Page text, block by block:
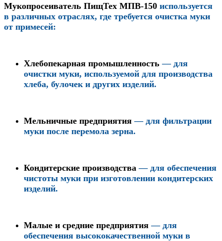
Мукопросеиватель ПищТех МПВ-150 используется
в различных отраслях, где требуется очистка муки
от примесей:
Хлебопекарная промышленность — для
очистки муки, используемой для производства
хлеба, булочек и других изделий.
Мельничные предприятия — для фильтрации
муки после перемола зерна.
Кондитерские производства — для обеспечения
чистоты муки при изготовлении кондитерских
изделий.
Малые и средние предприятия — для
обеспечения высококачественной муки в